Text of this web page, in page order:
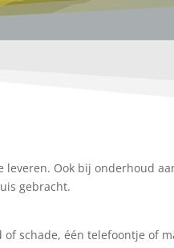
Ook bij onderhoud
gebracht.
schade, één telefoontje of